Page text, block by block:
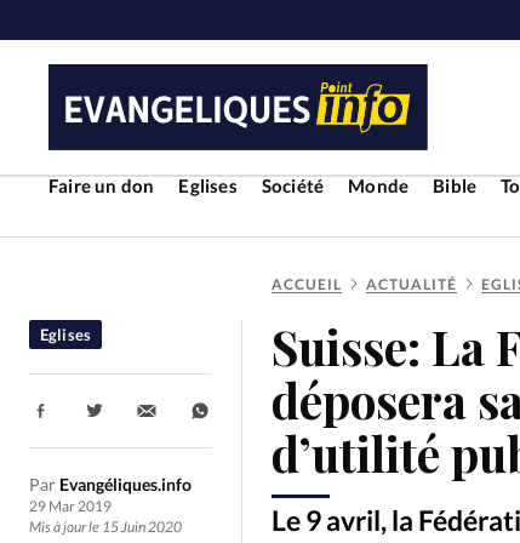
Faire un don Eglises Société Monde Bible
RUBRIQUES
Toute l'actualité Bible
Economie
Eglises
Liberté religieuse
Mission
ACCUEIL ACTUALITÉ
Suisse: La
déposera
d’utilité
Le 9 avril, la
Eglises
Par Evangéliques.info
29 Mar 2019
Mis à jour le 15 Juin 2020
Partager: